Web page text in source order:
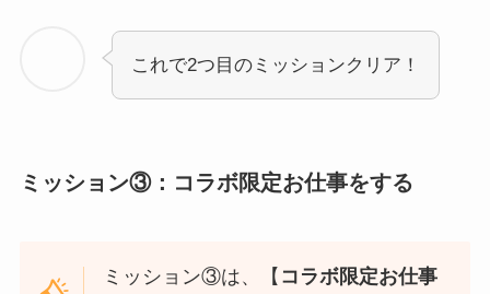
これで2つ目のミッションクリア！
ミッション③： コラボ限定お仕事をする
ミッション③は、【 コラボ限定お仕事